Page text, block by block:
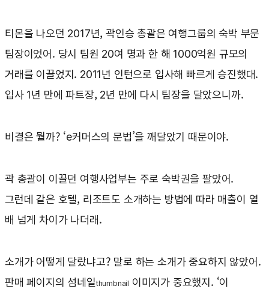
티몬을 나오던 2017년, 곽인승 총괄은 여행그룹의 숙박 부문
팀장이었어. 당시 팀원 20여 명과 한 해 1000억원 규모의
거래를 이끌었지. 2011년 인턴으로 입사해 빠르게 승진했대.
입사 1년 만에 파트장, 2년 만에 다시 팀장을 달았으니까.
비결은 뭘까? ‘e커머스의 문법’을 깨달았기 때문이야.
곽 총괄이 이끌던 여행사업부는 주로 숙박권을 팔았어.
그런데 같은 호텔, 리조트도 소개하는 방법에 따라 매출이 열
배 넘게 차이가 나더래.
소개가 어떻게 달랐냐고? 말로 하는 소개가 중요하지 않았어.
판매 페이지의 섬네일thumbnail 이미지가 중요했지. ‘이